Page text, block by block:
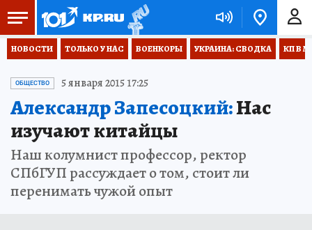
НОВОСТИ ТОЛЬКО У НАС ВОЕНКОРЫ УКРАИНА: СВОДКА КП В
ОБЩЕСТВО 5 января 2015 17:25
Александр Запесоцкий:Нас
изучают китайцы
Наш колумнист профессор, ректор
СПбГУП рассуждает о том, стоит ли
перенимать чужой опыт